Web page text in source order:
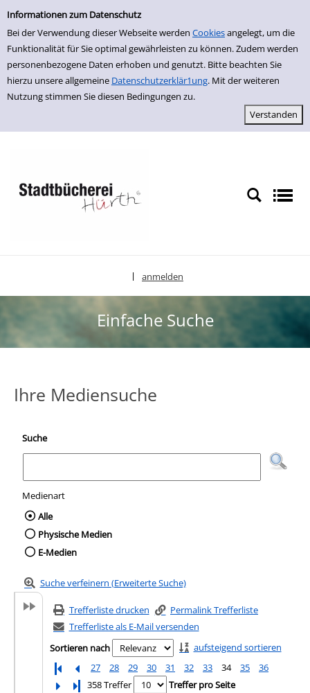
Einfache Suche
Informationen zum Datenschutz
Bei der Verwendung dieser Webseite werden Cookiesangelegt, um die
Funktionalität für Sie optimal gewährleisten zu können. Zudem werden
personenbezogene Daten erhoben und genutzt. Bitte beachten Sie
hierzu unsere allgemeine Datenschutzerklär1ung. Mit der weiteren
Nutzung stimmen Sie diesen Bedingungen zu.
zur Navigation springen
zum Inhalt springen
Zu den Suchfiltern springen
Zur Trefferliste springen
anmelden
Einfache Suche
Ihre Mediensuche
Suche
Medienart
Wählen Sie die Medienart nach der Sie
Alle
Physische Medien
E-Medien
Suche verfeinern (Erweiterte Suche)
Trefferliste drucken
Permalink Trefferliste
Trefferliste als E-Mail versenden
Sortieren nach
aufsteigend sortieren
27
28 29 30 31 32 33 34 35
36
Letzte Seite
358 Treffer Treffer pro Seite